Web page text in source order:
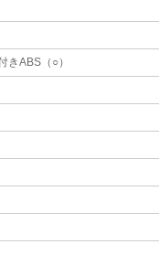
きABS（○）